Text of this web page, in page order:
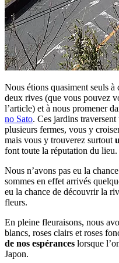
Nous étions quasiment seuls
deux rives (que vous pouvez
l’article) et à nous promener
no Sato. Ces jardins
plusieurs fermes, vous y
mais vous y trouverez surtout
font toute la réputation du lieu.
Nous n’avons pas eu la
sommes en effet arrivés
eu la chance de découvrir la
fleurs.
En pleine fleuraisons, nous
blancs, roses clairs et roses
de nos espérances lorsque
Japon.